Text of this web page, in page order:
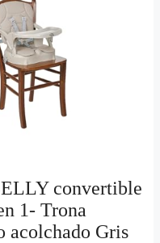
convertible
1- Trona
acolchado Gris